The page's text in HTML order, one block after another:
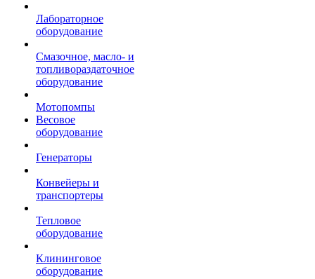
Лабораторное
оборудование
Смазочное, масло- и
топливораздаточное
оборудование
Мотопомпы
Весовое
оборудование
Генераторы
Конвейеры и
транспортеры
Тепловое
оборудование
Клининговое
оборудование